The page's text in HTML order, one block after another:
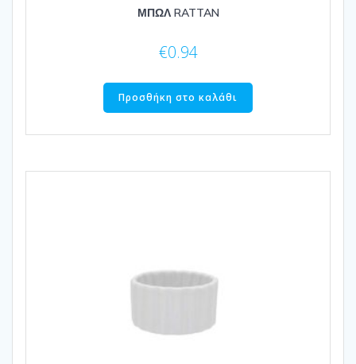
ΜΠΩΛ RATTAN
€0.94
Προσθήκη στο καλάθι